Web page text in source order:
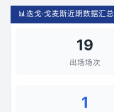
📊迭戈·戈麦斯近期数据汇总
19
出场场次
1